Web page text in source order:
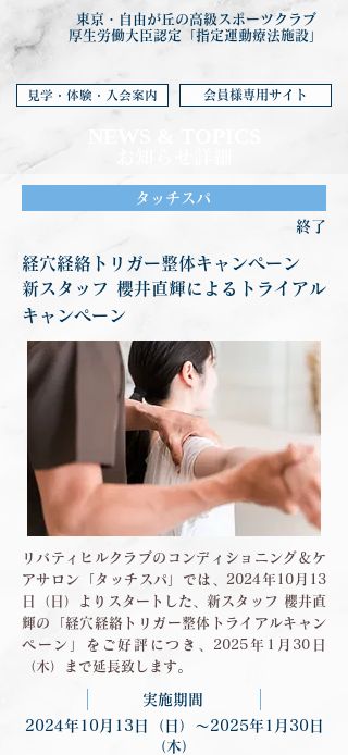
東京・自由が丘の高級スポーツクラブ
厚生労働大臣認定「指定運動療法施設」
見学・体験・入会案内 会員様専用サイト
タッチスパ
終了
経穴経絡トリガー整体キャンペーン
新スタッフ 櫻井直輝によるトライアル
キャンペーン
リバティヒルクラブのコンディショニング＆ケ
アサロン「タッチスパ」では、2024年10月13
日（日）よりスタートした、新スタッフ 櫻井直
輝の「経穴経絡トリガー整体トライアルキャン
ペーン」をご好評につき、2025年1月30日
（木）まで延長致します。
実施期間
2024年10月13日（日）〜2025年1月30日
（木）